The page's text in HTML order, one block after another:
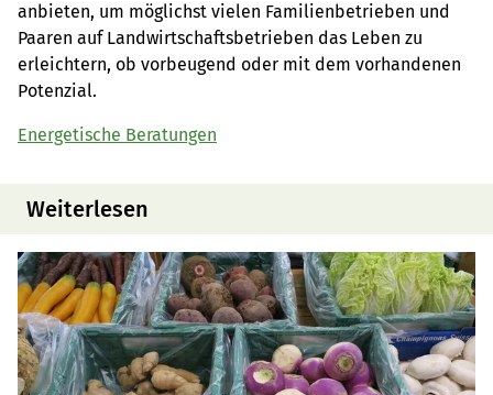
anbieten, um möglichst vielen Familienbetrieben und
Paaren auf Landwirtschaftsbetrieben das Leben zu
erleichtern, ob vorbeugend oder mit dem vorhandenen
Potenzial.
Energetische Beratungen
Weiterlesen